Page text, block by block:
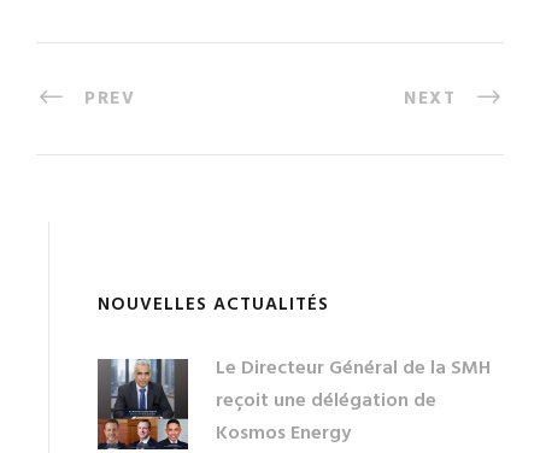
PREV NEXT
NOUVELLES ACTUALITÉS
Le Directeur Général de la SMH
reçoit une délégation de
Kosmos Energy